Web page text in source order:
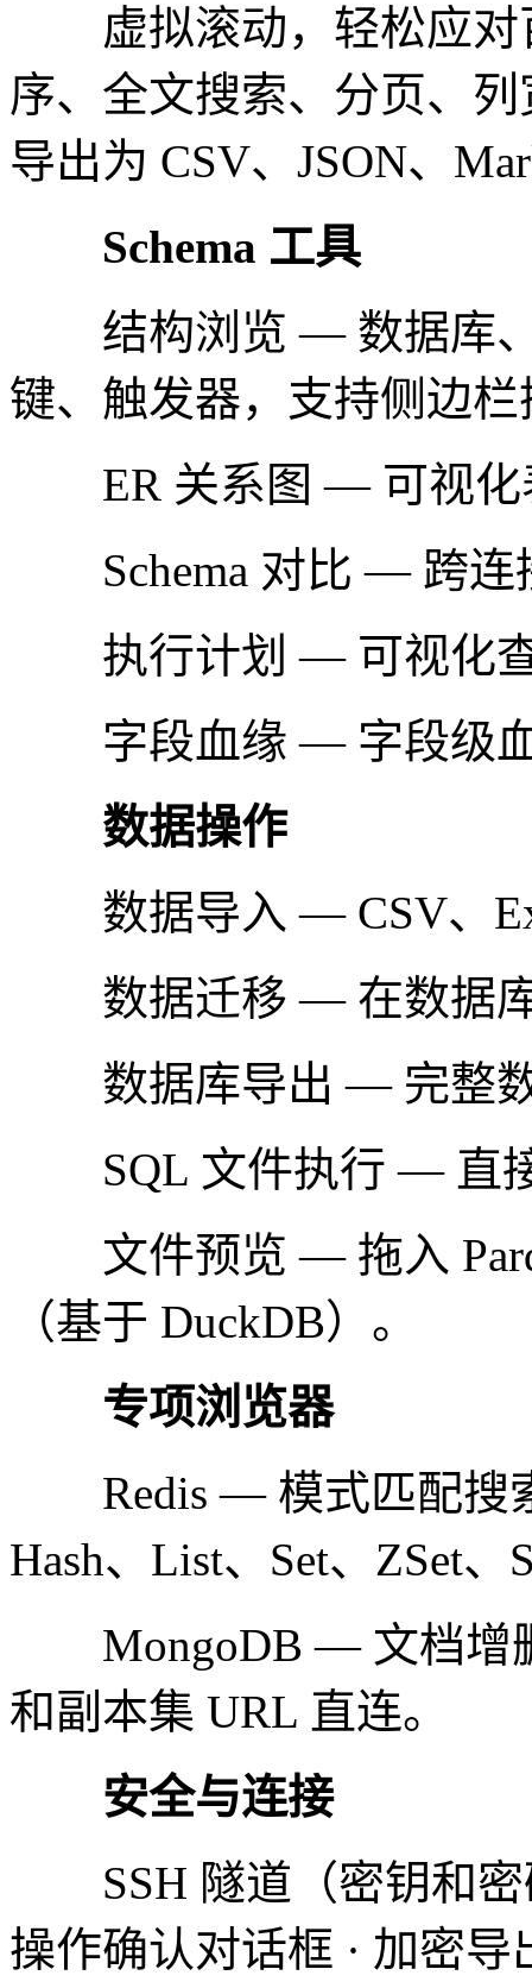
虚拟滚动，轻松应对
序、全文搜索、分页、
导出为 CSV、JSON、
Schema 工具
结构浏览 — 数据库、
键、触发器，支持侧边
ER 关系图 — 可视化
Schema 对比 — 跨连
执行计划 — 可视化查
字段血缘 — 字段级血
数据操作
数据导入 — CSV、
数据迁移 — 在数据库
数据库导出 — 完整数
SQL 文件执行 — 直接
文件预览 — 拖入
（基于 DuckDB）。
专项浏览器
Redis — 模式匹配搜
Hash、List、Set、ZSet、
MongoDB — 文档增删
和副本集 URL 直连。
安全与连接
SSH 隧道（密钥和密
操作确认对话框 · 加密